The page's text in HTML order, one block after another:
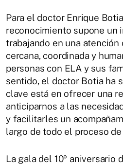
Para el doctor Enrique
reconocimiento supone un
trabajando en una atención
cercana, coordinada y
personas con ELA y sus
sentido, el doctor Botia ha
clave está en ofrecer una
anticiparnos a las
y facilitarles un
largo de todo el proceso de
La gala del 10º aniversario